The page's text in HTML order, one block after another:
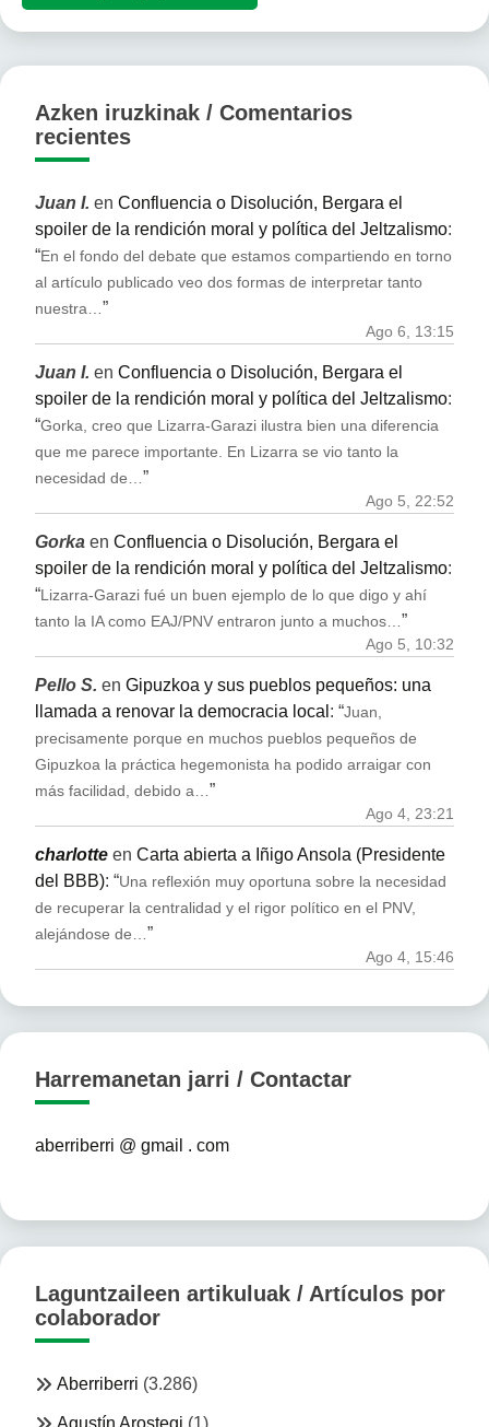
Azken iruzkinak / Comentarios
recientes
Juan I. en Confluencia o Disolución, Bergara el
spoiler de la rendición moral y política del Jeltzalismo:
“En el fondo del debate que estamos compartiendo en torno
al artículo publicado veo dos formas de interpretar tanto
nuestra…”
Ago 6, 13:15
Juan I. en Confluencia o Disolución, Bergara el
spoiler de la rendición moral y política del Jeltzalismo:
“Gorka, creo que Lizarra-Garazi ilustra bien una diferencia
que me parece importante. En Lizarra se vio tanto la
necesidad de…”
Ago 5, 22:52
Gorka en Confluencia o Disolución, Bergara el
spoiler de la rendición moral y política del Jeltzalismo:
“Lizarra-Garazi fué un buen ejemplo de lo que digo y ahí
tanto la IA como EAJ/PNV entraron junto a muchos…”
Ago 5, 10:32
Pello S. en Gipuzkoa y sus pueblos pequeños: una
llamada a renovar la democracia local : “Juan,
precisamente porque en muchos pueblos pequeños de
Gipuzkoa la práctica hegemonista ha podido arraigar con
más facilidad, debido a… ”
Ago 4, 23:21
charlotte en Carta abierta a Iñigo Ansola (Presidente
del BBB): “Una reflexión muy oportuna sobre la necesidad
de recuperar la centralidad y el rigor político en el PNV,
alejándose de… ”
Ago 4, 15:46
Harremanetan jarri / Contactar
aberriberri @ gmail . com
Laguntzaileen artikuluak / Artículos por
colaborador
Aberriberri (3.286)